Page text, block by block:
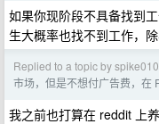
如果你现阶段不具备找到
生大概率也找不到工作，除
Replied to a topic by
市场，但是不想付广告费，在
我之前也打算在 reddit 上